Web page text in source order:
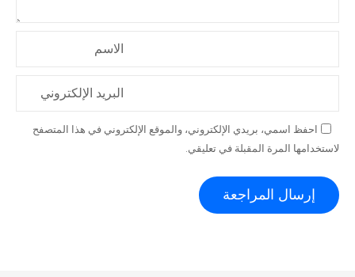
الاسم
البريد الإلكتروني
احفظ اسمي، بريدي الإلكتروني، والموقع الإلكتروني في هذا المتصفح
لاستخدامها المرة المقبلة في تعليقي.